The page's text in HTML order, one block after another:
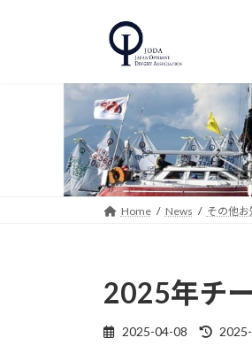
Home News その他
2025年チ
2025-04-08
最